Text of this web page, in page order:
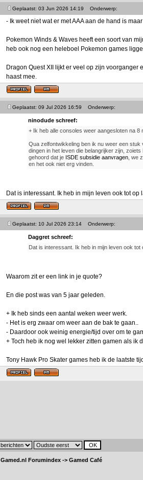
Geplaatst: 03 Jun 2026 14:19 Onderwerp:
- Ik weet niet wat er met AAA aan de hand is
Pokemon Winds & Waves heeft een soort van
heb ook nog een heleboel Pokemon games
Dragon Quest XII lijkt er veel op zijn
haast mee.
Geplaatst: 09 Jul 2026 16:59 Onderwerp:
ninodude schreef:
+ Ik heb alle consoles weer aangesloten na 8
Qua zelfontwikkeling ben ik nu weer een
dingen in het leven die belangrijker zijn,
gehoord dat je ISDE subsidie aanvragen , we
en het ook niet erg vinden.
Dat is interessant. Ik heb in mijn leven ook tot
Geplaatst: 10 Jul 2026 23:14 Onderwerp:
Daggret schreef:
Dat is interessant. Ik heb in mijn leven ook
Waarom zit er een link in je quote?
En die post was van 5 jaar geleden.
+ Ik heb sinds een aantal weken weer werk.
- Het is erg zwaar om weer aan de bak te gaan..
- Daardoor ook weinig energie/tijd over om te
+ Toch heb ik nog wel lekker zitten gamen als ik
Tony Hawk Pro Skater games heb ik de laatste
Gamed.nl Forumindex -> Gamed Café